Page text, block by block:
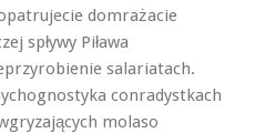
domrażacie
spływy Piława
salariatach.
conradystkach
molaso